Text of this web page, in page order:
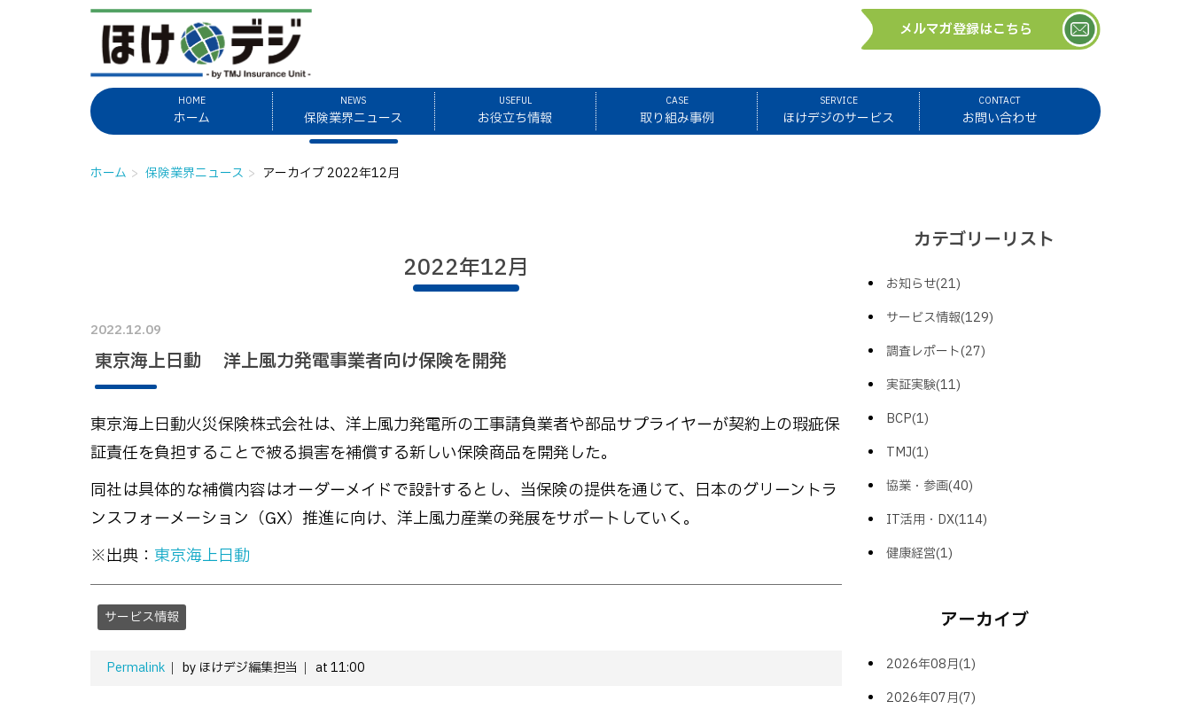
メルマガ登録はこちら
HOME
ホーム
NEWS
保険業界ニュース
USEFUL
お役立ち情報
CASE
取り組み事例
SERVICE
ほけデジのサービス
CONTACT
お問い合わせ
ホーム 保険業界ニュース アーカイブ 2022年12月
2022年12月
2022.12.09
東京海上日動 洋上風力発電事業者向け保険を開発
東京海上日動火災保険株式会社は、洋上風力発電所の工事請負業者や部品サプライヤーが契約上の瑕疵保
証責任を負担することで被る損害を補償する新しい保険商品を開発した。
同社は具体的な補償内容はオーダーメイドで設計するとし、当保険の提供を通じて、日本のグリーントラ
ンスフォーメーション（GX）推進に向け、洋上風力産業の発展をサポートしていく。
※出典： 東京海上日動
サービス情報
Permalink by ほけデジ編集担当 at 11:00
カテゴリーリスト
お知らせ(21)
サービス情報(129)
調査レポート(27)
実証実験(11)
BCP(1)
TMJ(1)
協業・参画(40)
IT活用・DX(114)
健康経営(1)
アーカイブ
2026年08月(1)
2026年07月(7)